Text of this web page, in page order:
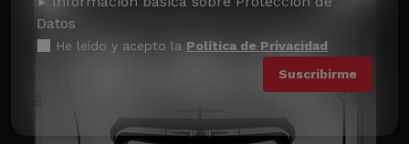
Datos
He leído y acepto la Política de Privacidad